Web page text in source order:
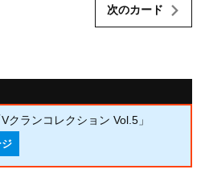
次のカード
Vクランコレクション Vol.5」